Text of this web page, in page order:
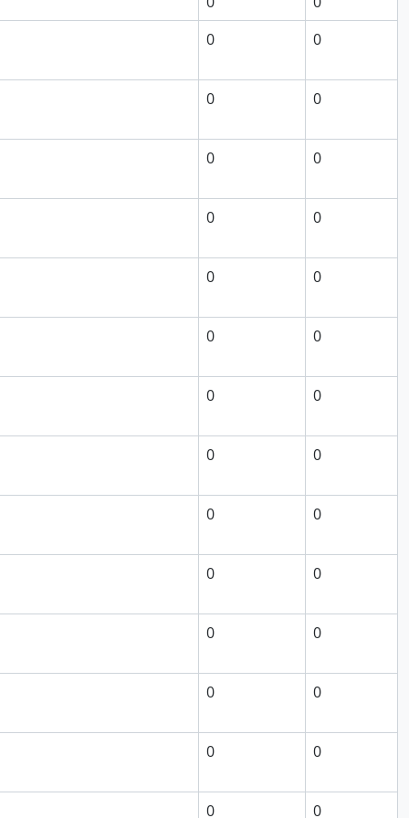
0 0
0 0
0 0
0 0
0 0
0 0
0 0
0 0
0 0
0 0
0 0
0 0
0 0
0 0